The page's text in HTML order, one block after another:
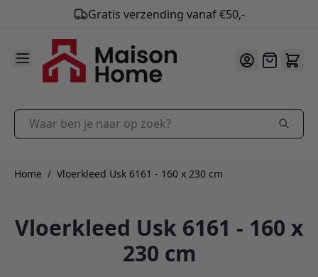
Gratis verzending vanaf €50,-
9.9/10
Ga naar de inhoud
Offerte
Waar ben je naar op zoek?
Home / Vloerkleed Usk 6161 - 160 x 230 cm
Vloerkleed Usk 6161 - 160 x
230 cm